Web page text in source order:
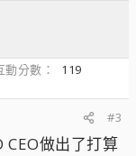
動分數
119
#3
做出了打算